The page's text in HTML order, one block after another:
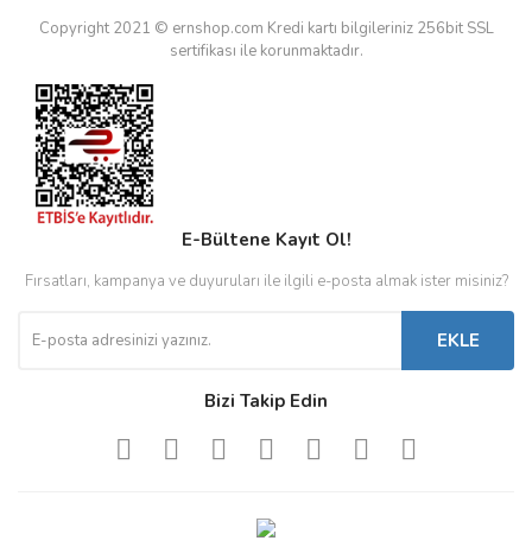
Copyright 2021 © ernshop.com Kredi kartı bilgileriniz 256bit SSL
sertifikası ile korunmaktadır.
E-Bültene Kayıt Ol!
Fırsatları, kampanya ve duyuruları ile ilgili e-posta almak ister misiniz?
EKLE
Bizi Takip Edin